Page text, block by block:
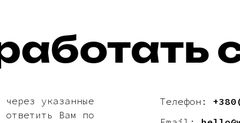
указанные
ответить Вам по
Телефон: